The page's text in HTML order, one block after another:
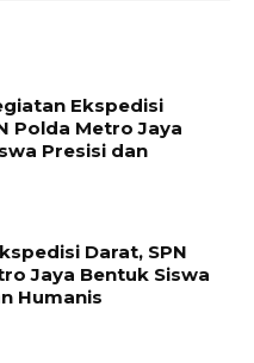
Ekspedisi
Polda Metro Jaya
Presisi dan
Darat, SPN
Jaya Bentuk Siswa
Humanis